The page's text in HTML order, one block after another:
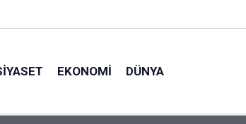
EKONOMI DÜNYA